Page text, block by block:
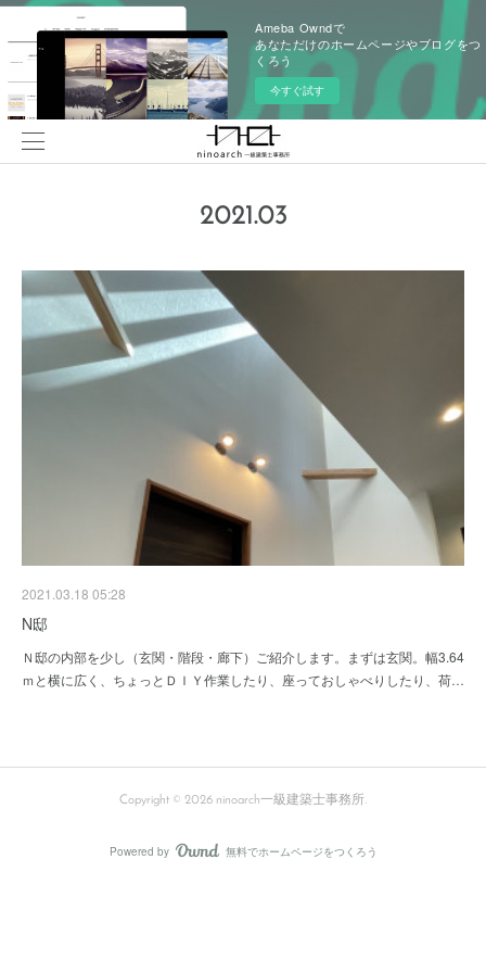
Ameba Owndで
あなただけのホームページやブログをつ
くろう
今すぐ試す
2021.03
2021.03.18 05:28
N邸
Ｎ邸の内部を少し（玄関・階段・廊下）ご紹介します。まずは玄関。幅3.64
ｍと横に広く、ちょっとＤＩＹ作業したり、座っておしゃべりしたり、荷…
Copyright © 2026 ninoarch一級建築士事務所.
Powered by AmebaOwnd
無料でホームページをつくろう